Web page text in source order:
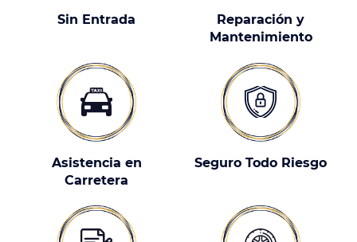
Sin Entrada
Reparación y
Mantenimiento
Asistencia en
Carretera
Seguro Todo Riesgo